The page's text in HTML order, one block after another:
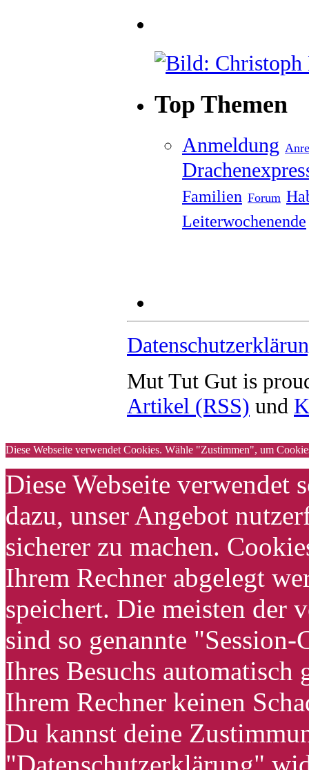
Top Themen
Anmeldung
Familien Forum
Leiterwochenende
Mut Tut Gut is
Artikel (RSS) und
Diese Webseite verwendet Cookies. Wähle "Zustimmen", um
Diese Webseite verwendet
dazu, unser Angebot
sicherer zu machen.
Ihrem Rechner abgelegt
speichert. Die meisten der
sind so genannte
Ihres Besuchs
Ihrem Rechner keinen
Du kannst deine